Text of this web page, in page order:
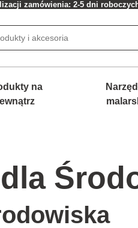
zamówienia: 2-5 dni
na